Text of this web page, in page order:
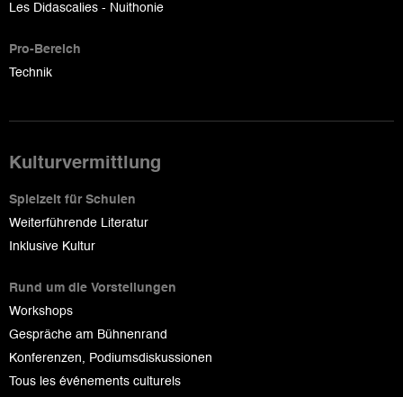
Les Didascalies - Nuithonie
Pro-Bereich
Technik
Kulturvermittlung
Spielzeit für Schulen
Weiterführende Literatur
Inklusive Kultur
Rund um die Vorstellungen
Workshops
Gespräche am Bühnenrand
Konferenzen, Podiumsdiskussionen
Tous les événements culturels